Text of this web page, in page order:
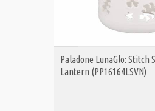
ΑΓΟΡΑ
Paladone LunaGlo: Stitch
Lantern (PP16164LSVN)